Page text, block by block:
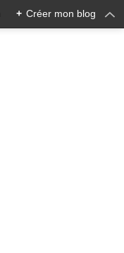
+ Créer mon blog